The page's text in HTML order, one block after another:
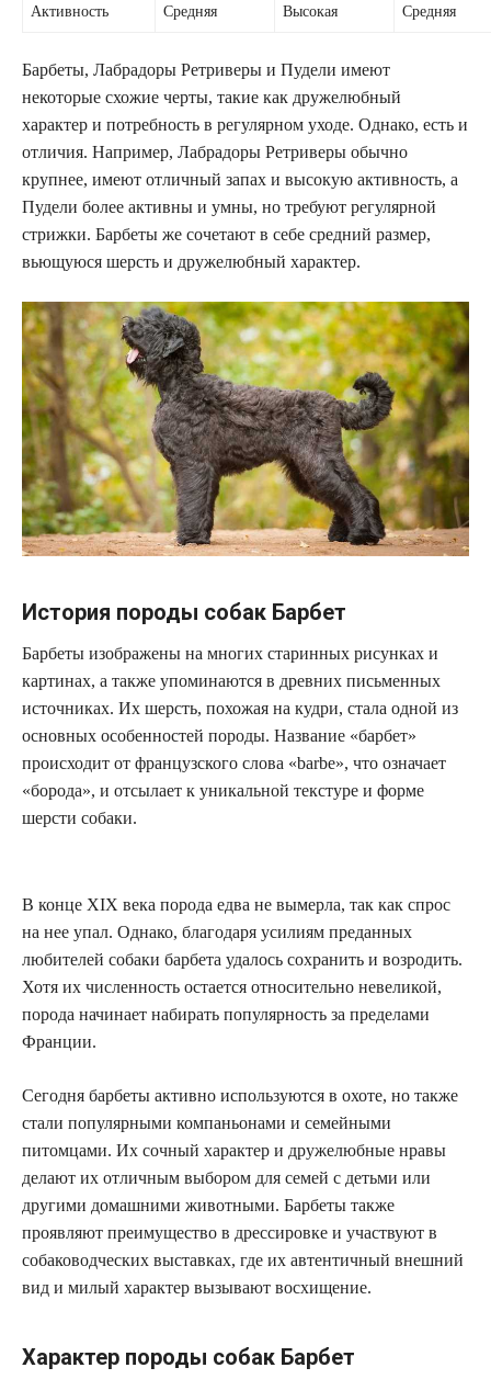
Активность Средняя Высокая Средняя
Барбеты, Лабрадоры Ретриверы и Пудели имеют
некоторые схожие черты, такие как дружелюбный
характер и потребность в регулярном уходе. Однако, есть и
отличия. Например, Лабрадоры Ретриверы обычно
крупнее, имеют отличный запах и высокую активность, а
Пудели более активны и умны, но требуют регулярной
стрижки. Барбеты же сочетают в себе средний размер,
вьющуюся шерсть и дружелюбный характер.
История породы собак Барбет
Барбеты изображены на многих старинных рисунках и
картинах, а также упоминаются в древних письменных
источниках. Их шерсть, похожая на кудри, стала одной из
основных особенностей породы. Название «барбет»
происходит от французского слова «barbe», что означает
«борода», и отсылает к уникальной текстуре и форме
шерсти собаки.
В конце XIX века порода едва не вымерла, так как спрос
на нее упал. Однако, благодаря усилиям преданных
любителей собаки барбета удалось сохранить и возродить.
Хотя их численность остается относительно невеликой,
порода начинает набирать популярность за пределами
Франции.
Сегодня барбеты активно используются в охоте, но также
стали популярными компаньонами и семейными
питомцами. Их сочный характер и дружелюбные нравы
делают их отличным выбором для семей с детьми или
другими домашними животными. Барбеты также
проявляют преимущество в дрессировке и участвуют в
собаководческих выставках, где их автентичный внешний
вид и милый характер вызывают восхищение.
Характер породы собак Барбет